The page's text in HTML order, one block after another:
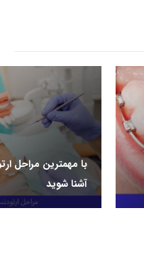
با مهمترین مراحل
آشنا شوید